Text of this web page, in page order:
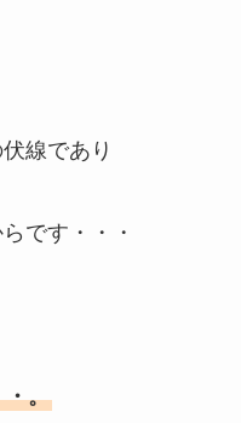
線であり
です・・・
・。